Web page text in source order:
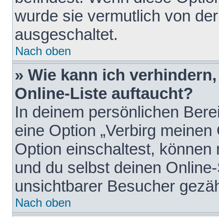
wurde sie vermutlich von
ausgeschaltet.
Nach oben
» Wie kann ich
Online-Liste auftaucht?
In deinem persönlichen
eine Option „Verbirg
Option einschaltest,
und du selbst deinen
unsichtbarer Besucher
Nach oben